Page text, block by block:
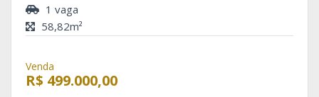
1 vaga
58,82m²
Venda
R$ 499.000,00